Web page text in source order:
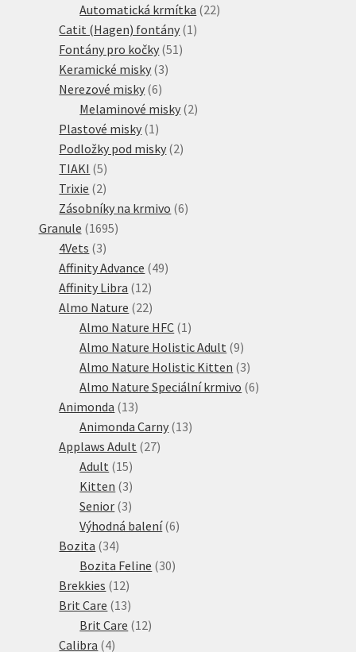
produktů
Automatická krmítka 2222
Catit (Hagen) fontány 1 1
Fontány pro kočky 51 51
Keramické misky 33
Nerezové misky 66
produktů
Melaminové misky 22
Plastové misky 1 1
produkt
Podložky pod misky 22
TIAKI 55
produktů
Trixie 22
produkty
Zásobníky na krmivo 66
Granule 16951695
4Vets 33
produkty
Affinity Advance 4949
Affinity Libra 1212
produktů
Almo Nature 2222
produktů
Almo Nature HFC 1 1
produkt
Almo Nature Holistic Adult 99
produktů
Almo Nature Holistic Kitten 33
produkty
Almo Nature Speciální krmivo 66
Animonda 1313
produktů
Animonda Carny 1313
Applaws Adult 2727
Adult 1515
produktů
Kitten 33
produkty
Senior 33
produkty
Výhodná balení 66
Bozita 3434
produktů
Bozita Feline 3030
Brekkies 1212
produktů
Brit Care 1313
produktů
Brit Care 1212
Calibra 44